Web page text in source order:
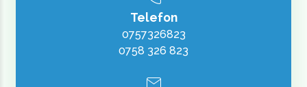
Telefon
0757326823
0758 326 823